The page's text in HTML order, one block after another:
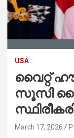
USA
വൈറ്റ്
സൂസി
March 17, 2026